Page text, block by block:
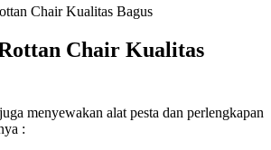
Chair Kualitas Bagus
Chair Kualitas
menyewakan alat pesta dan perlengkapan
: